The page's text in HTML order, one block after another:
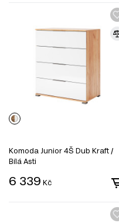
Komoda Junior 4Š Dub Kraft /
Bílá Asti
6 339 Kč